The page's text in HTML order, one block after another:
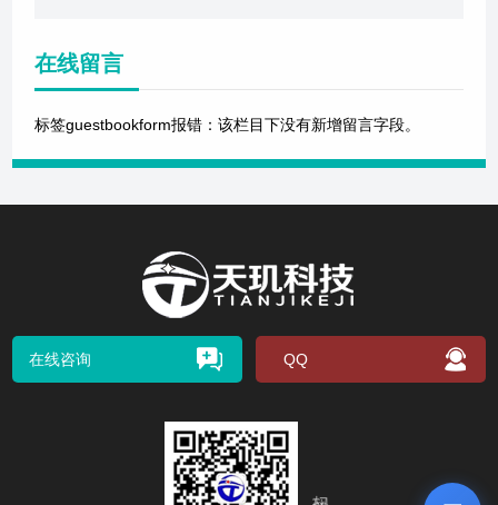
在线留言
标签guestbookform报错：该栏目下没有新增留言字段。
在线咨询 QQ